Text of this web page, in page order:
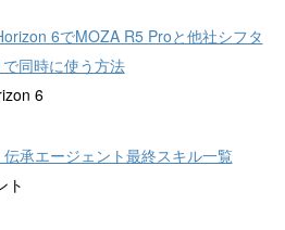
6でMOZA R5 Proと他社シフタ
同時に使う方法
6
伝承エージェント最終スキル一覧
ト